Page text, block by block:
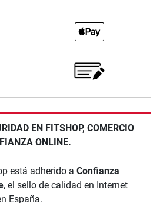
EN FITSHOP, COMERCIO
ONLINE.
está adherido a Confianza
, el sello de calidad en Internet
España.